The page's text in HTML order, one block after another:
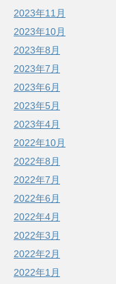
2023年11月
2023年10月
2023年8月
2023年7月
2023年6月
2023年5月
2023年4月
2022年10月
2022年8月
2022年7月
2022年6月
2022年4月
2022年3月
2022年2月
2022年1月